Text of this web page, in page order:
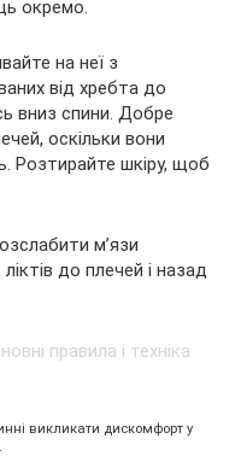
окремо.
на неї з
від хребта до
вниз спини. Добре
оскільки вони
Розтирайте шкіру, щоб
м’язи
до плечей і назад
викликати дискомфорт у